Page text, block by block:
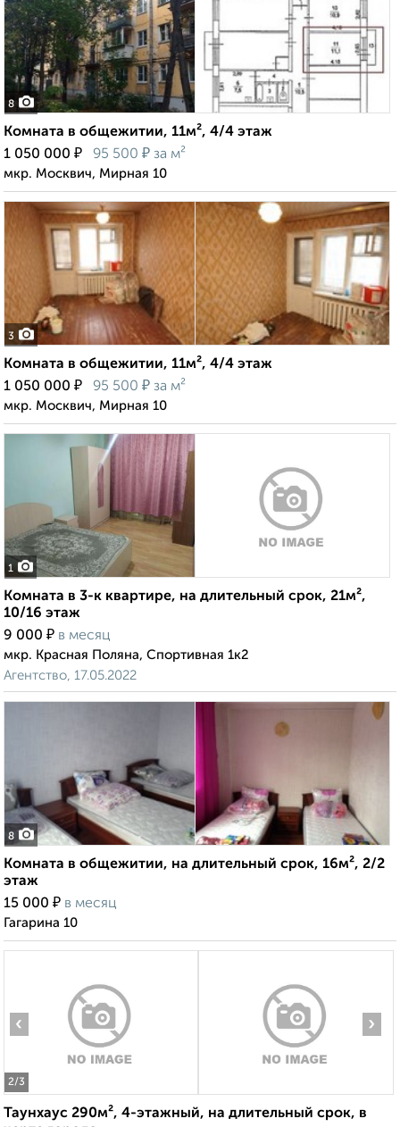
8
Комната в общежитии, 11м², 4/4 этаж
1 050 000 ₽ 95 500 ₽ за м²
мкр. Москвич, Мирная 10
3
Комната в общежитии, 11м², 4/4 этаж
1 050 000 ₽ 95 500 ₽ за м²
мкр. Москвич, Мирная 10
1
Комната в 3-к квартире, на длительный срок, 21м²,
10/16 этаж
9 000 ₽ в месяц
мкр. Красная Поляна, Спортивная 1к2
Агентство, 17.05.2022
8
Комната в общежитии, на длительный срок, 16м², 2/2
этаж
15 000 ₽ в месяц
Гагарина 10
2/3
‹ ›
Таунхаус 290м², 4-этажный, на длительный срок, в